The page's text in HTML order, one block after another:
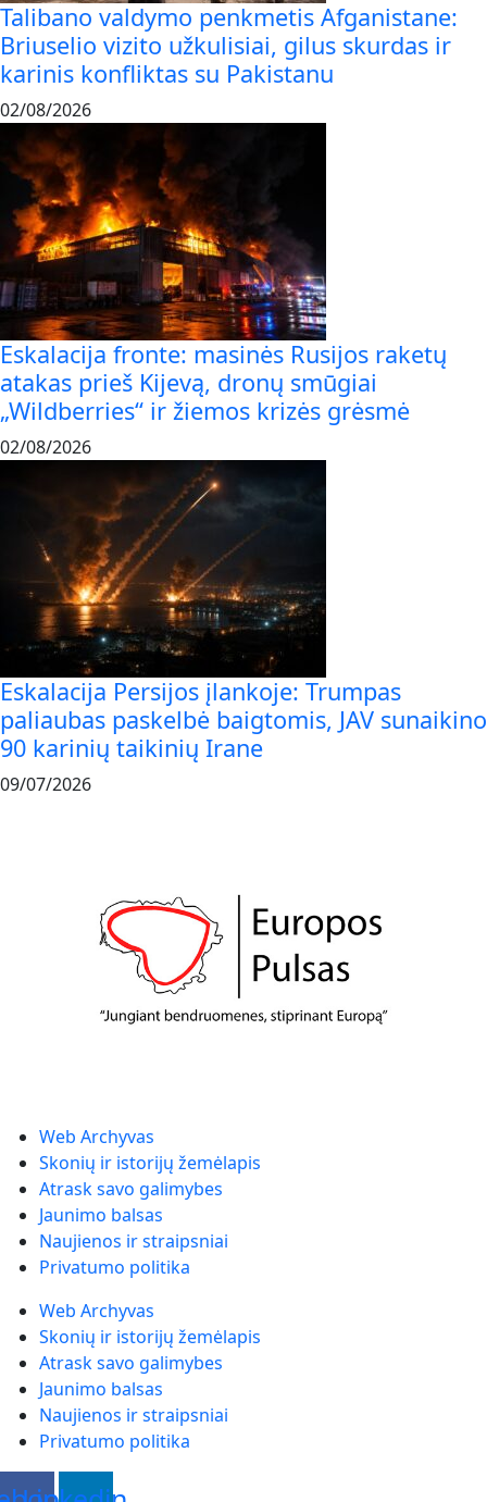
Talibano valdymo penkmetis Afganistane:
Briuselio vizito užkulisiai, gilus skurdas ir
karinis konfliktas su Pakistanu
02/08/2026
Eskalacija fronte: masinės Rusijos raketų
atakas prieš Kijevą, dronų smūgiai
„Wildberries“ ir žiemos krizės grėsmė
02/08/2026
Eskalacija Persijos įlankoje: Trumpas
paliaubas paskelbė baigtomis, JAV sunaikino
90 karinių taikinių Irane
09/07/2026
Web Archyvas
Skonių ir istorijų žemėlapis
Atrask savo galimybes
Jaunimo balsas
Naujienos ir straipsniai
Privatumo politika
Web Archyvas
Skonių ir istorijų žemėlapis
Atrask savo galimybes
Jaunimo balsas
Naujienos ir straipsniai
Privatumo politika